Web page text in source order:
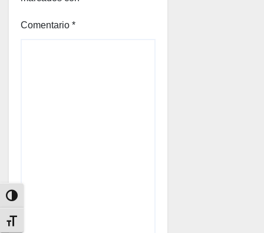
Alternar alto contraste
Alternar tamaño de letra
Comentario *